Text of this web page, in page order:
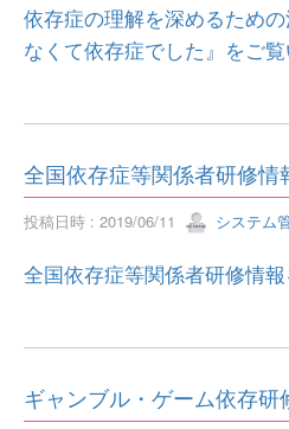
依存症の理解を深めるため
なくて依存症でした』をご覧
全国依存症等関係者研修情
投稿日時 : 2019/06/11 システム
全国依存症等関係者研修情報
ギャンブル・ゲーム依存研